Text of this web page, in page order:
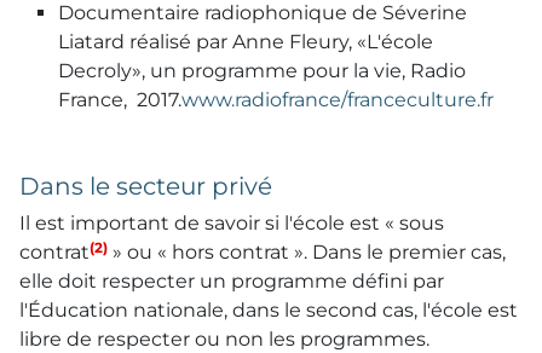
Documentaire radiophonique de Séverine
Liatard réalisé par Anne Fleury, «L'école
Decroly», un programme pour la vie, Radio
France, 2017.www.radiofrance/franceculture.fr
Dans le secteur privé
Il est important de savoir si l'école est « sous
contrat(2) » ou « hors contrat ». Dans le premier cas,
elle doit respecter un programme défini par
l'Éducation nationale, dans le second cas, l'école est
libre de respecter ou non les programmes.